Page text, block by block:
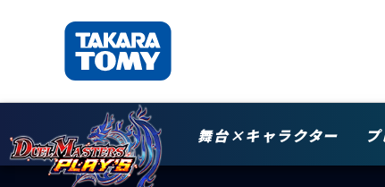
舞台×キャラクター